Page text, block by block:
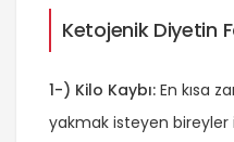
Ketojenik Diyetin
1-) Kilo Kaybı: En kısa
yakmak isteyen